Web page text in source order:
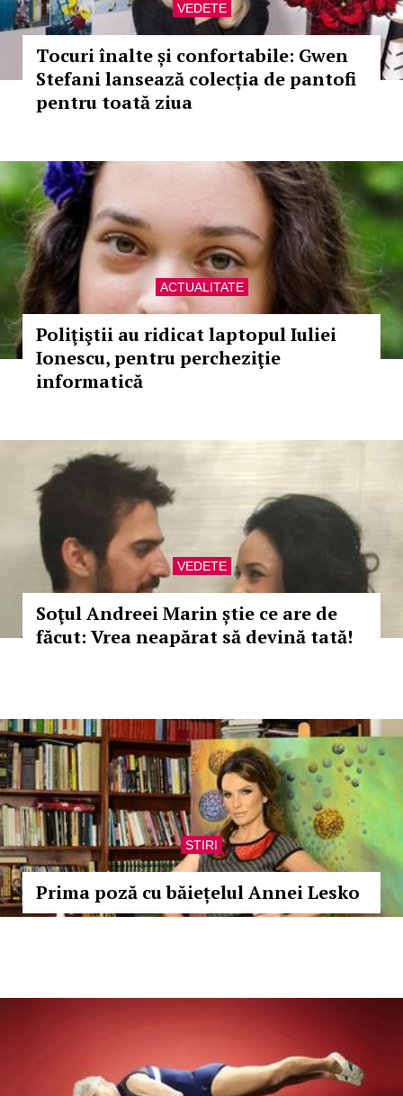
VEDETE
Tocuri înalte și confortabile: Gwen
Stefani lansează colecția de pantofi
pentru toată ziua
ACTUALITATE
Poliţiştii au ridicat laptopul Iuliei
Ionescu, pentru percheziţie
informatică
VEDETE
Soţul Andreei Marin știe ce are de
făcut: Vrea neapărat să devină tată!
STIRI
Prima poză cu băiețelul Annei Lesko